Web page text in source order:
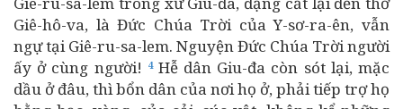
Giê-hô-va, là Đức Chúa Trời của Y-sơ-ra-ên, vẫn
ngự tại Giê-ru-sa-lem. Nguyện Đức Chúa Trời người
ấy ở cùng người!
4Hễ dân Giu-đa còn sót lại, mặc
dầu ở đâu, thì bổn dân của nơi họ ở, phải tiếp trợ họ